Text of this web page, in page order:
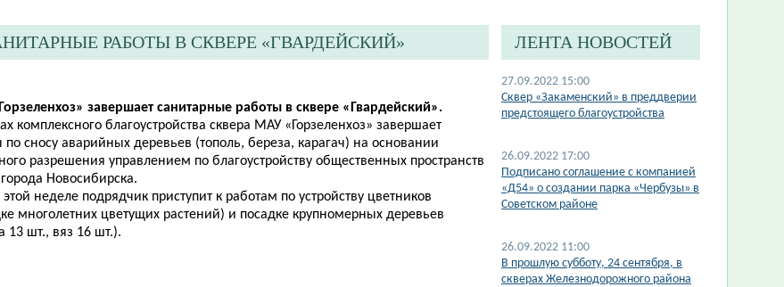
РАБОТЫ В СКВЕРЕ «ГВАРДЕЙСКИЙ»
завершает санитарные работы в сквере «Гвардейский».
комплексного благоустройства сквера МАУ «Горзеленхоз» завершает
по сносу аварийных деревьев (тополь, береза, карагач) на основании
разрешения управлением по благоустройству общественных пространств
Новосибирска.
неделе подрядчик приступит к работам по устройству цветников
многолетних цветущих растений) и посадке крупномерных деревьев
13 шт., вяз 16 шт.).
ЛЕНТА НОВОСТЕЙ
27.09.2022 15:00
Сквер «Закаменский» в преддверии
предстоящего благоустройства
26.09.2022 17:00
Подписано соглашение с компанией
«Д54» о создании парка «Чербузы» в
Советском районе
26.09.2022 11:00
​В прошлую субботу, 24 сентября, в
скверах Железнодорожного района